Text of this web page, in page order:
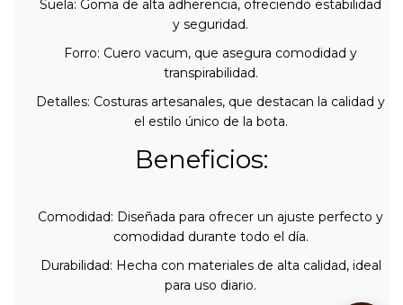
Suela: Goma de alta adherencia, ofreciendo estabilidad
y seguridad.
Forro: Cuero vacum, que asegura comodidad y
transpirabilidad.
Detalles: Costuras artesanales, que destacan la calidad y
el estilo único de la bota.
Beneficios:
Comodidad: Diseñada para ofrecer un ajuste perfecto y
comodidad durante todo el día.
Durabilidad: Hecha con materiales de alta calidad, ideal
para uso diario.